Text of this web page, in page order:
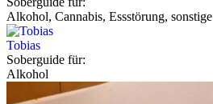
Alkohol, Cannabis, Essstörung,
Tobias
Soberguide für:
Alkohol